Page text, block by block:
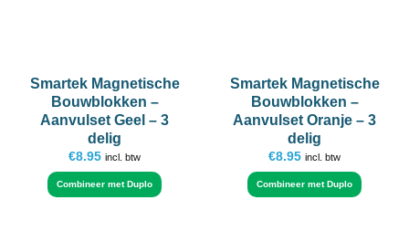
Smartek Magnetische
Bouwblokken –
Aanvulset Geel – 3
delig
€8.95 incl. btw
Combineer met Duplo
Smartek Magnetische
Bouwblokken –
Aanvulset Oranje – 3
delig
€8.95 incl. btw
Combineer met Duplo